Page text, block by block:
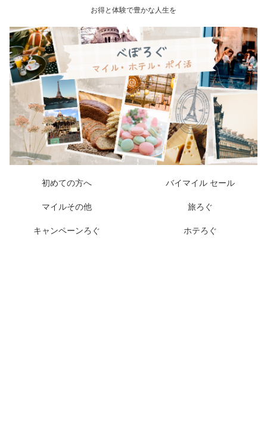
お得と体験で豊かな人生を
初めての方へ バイマイル セール
マイルその他 旅ろぐ
キャンペーンろぐ ホテろぐ